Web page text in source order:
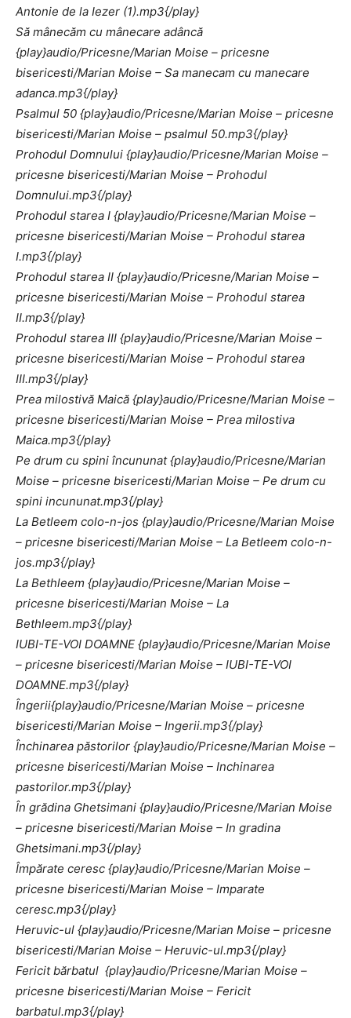
Antonie de la Iezer (1).mp3{/play}
Să mânecăm cu mânecare adâncă
{play}audio/Pricesne/Marian Moise – pricesne
bisericesti/Marian Moise – Sa manecam cu manecare
adanca.mp3{/play}
Psalmul 50 {play}audio/Pricesne/Marian Moise – pricesne
bisericesti/Marian Moise – psalmul 50.mp3{/play}
Prohodul Domnului {play}audio/Pricesne/Marian Moise –
pricesne bisericesti/Marian Moise – Prohodul
Domnului.mp3{/play}
Prohodul starea I {play}audio/Pricesne/Marian Moise –
pricesne bisericesti/Marian Moise – Prohodul starea
I.mp3{/play}
Prohodul starea II {play}audio/Pricesne/Marian Moise –
pricesne bisericesti/Marian Moise – Prohodul starea
II.mp3{/play}
Prohodul starea III {play}audio/Pricesne/Marian Moise –
pricesne bisericesti/Marian Moise – Prohodul starea
III.mp3{/play}
Prea milostivă Maică {play}audio/Pricesne/Marian Moise –
pricesne bisericesti/Marian Moise – Prea milostiva
Maica.mp3{/play}
Pe drum cu spini încununat {play}audio/Pricesne/Marian
Moise – pricesne bisericesti/Marian Moise – Pe drum cu
spini incununat.mp3{/play}
La Betleem colo-n-jos {play}audio/Pricesne/Marian Moise
– pricesne bisericesti/Marian Moise – La Betleem colo-n-
jos.mp3{/play}
La Bethleem {play}audio/Pricesne/Marian Moise –
pricesne bisericesti/Marian Moise – La
Bethleem.mp3{/play}
IUBI-TE-VOI DOAMNE {play}audio/Pricesne/Marian Moise
– pricesne bisericesti/Marian Moise – IUBI-TE-VOI
DOAMNE.mp3{/play}
Îngerii{play}audio/Pricesne/Marian Moise – pricesne
bisericesti/Marian Moise – Ingerii.mp3{/play}
Închinarea păstorilor {play}audio/Pricesne/Marian Moise –
pricesne bisericesti/Marian Moise – Inchinarea
pastorilor.mp3{/play}
În grădina Ghetsimani {play}audio/Pricesne/Marian Moise
– pricesne bisericesti/Marian Moise – In gradina
Ghetsimani.mp3{/play}
Împărate ceresc {play}audio/Pricesne/Marian Moise –
pricesne bisericesti/Marian Moise – Imparate
ceresc.mp3{/play}
Heruvic-ul {play}audio/Pricesne/Marian Moise – pricesne
bisericesti/Marian Moise – Heruvic-ul.mp3{/play}
Fericit bărbatul {play}audio/Pricesne/Marian Moise –
pricesne bisericesti/Marian Moise – Fericit
barbatul.mp3{/play}